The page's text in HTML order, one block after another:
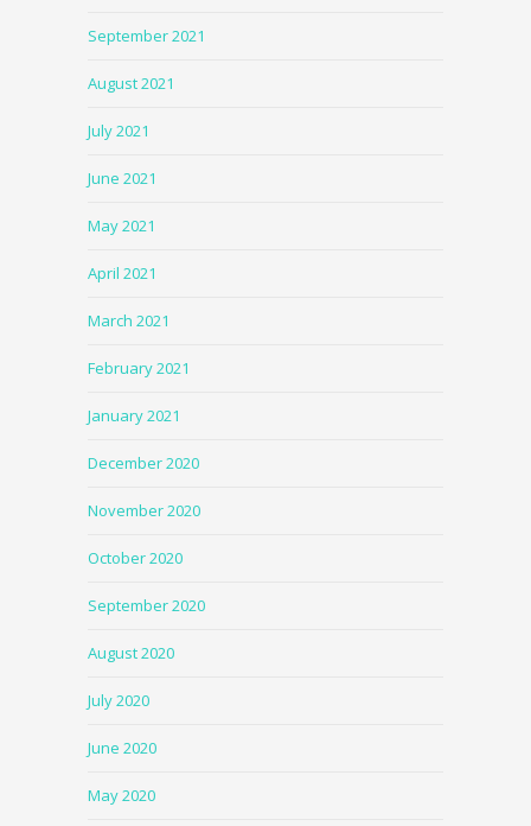
September 2021
August 2021
July 2021
June 2021
May 2021
April 2021
March 2021
February 2021
January 2021
December 2020
November 2020
October 2020
September 2020
August 2020
July 2020
June 2020
May 2020